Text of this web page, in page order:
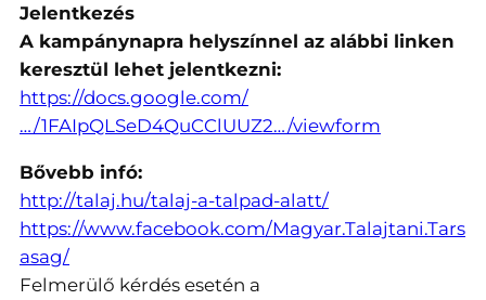
Jelentkezés
A kampánynapra helyszínnel az alábbi linken
keresztül lehet jelentkezni:
https://docs.google.com/
…/1FAIpQLSeD4QuCClUUZ2…/viewform
Bővebb infó:
http://talaj.hu/talaj-a-talpad-alatt/
https://www.facebook.com/Magyar.Talajtani.Tars
asag/
Felmerülő kérdés esetén a